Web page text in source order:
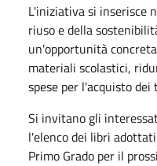
L'iniziativa si inserisce
riuso e della
un'opportunità
materiali scolastici,
spese per l'acquisto dei
Si invitano gli
l'elenco dei libri
Primo Grado per il